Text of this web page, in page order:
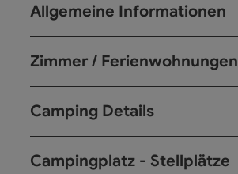
Allgemeine Informationen
Zimmer / Ferienwohnungen
Camping Details
Campingplatz - Stellplätze